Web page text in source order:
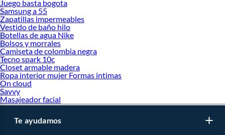
Juego basta bogota
Samsung a 55
Zapatillas impermeables
Vestido de baño hilo
Botellas de agua Nike
Bolsos y morrales
Camiseta de colombia negra
Tecno spark 10c
Closet armable madera
Ropa interior mujer Formas intimas
On cloud
Savvy
Masajeador facial
Te ayudamos